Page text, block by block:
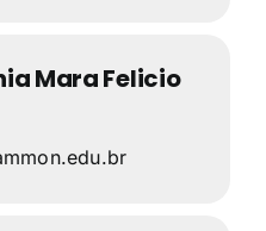
Mara Felicio